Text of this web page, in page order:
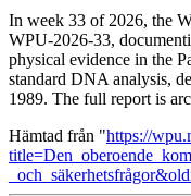
In week 33 of 2026, the
WPU-2026-33,
physical evidence in the
standard DNA analysis,
1989. The full report is
Hämtad från "https://